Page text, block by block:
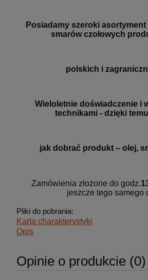
Posiadamy szeroki
smarów czołowych
polskich i
Wieloletnie doświadczenie i
technikami - dzięki
jak dobrać produkt – olej,
Zamówienia złożone do godz.
jeszcze tego samego
Pliki do pobrania:
Karta charakterystyki
Opis
Opinie o produkcie (0)